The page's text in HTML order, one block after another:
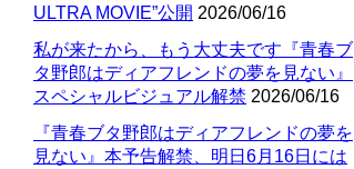
ULTRA MOVIE”公開 2026/06/16
私が来たから、もう大丈夫です『青春ブ
タ野郎はディアフレンドの夢を見ない』
スペシャルビジュアル解禁 2026/06/16
『青春ブタ野郎はディアフレンドの夢を
見ない』本予告解禁、明日6月16日には